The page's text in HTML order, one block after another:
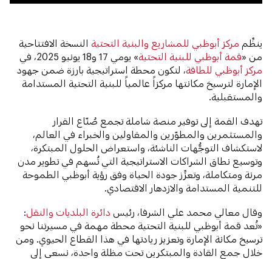
ينظِّم مركز أبوظبي للمشاريع والبنية التحتيةالنسخة الافتتاحية
من «قمة أبوظبي للبنية التحتية» يومي 17 و18 يونيو 2025، في
مركز أبوظبي للطاقة، لتكون محطة استراتيجية بارزة ضمن جهود
الإمارة لترسيخ مكانتها مركزاً عالمياً للبنية التحتية المستدامة
والمستقبلية.
تهدف القمة إلى توفير منصة شاملة تجمع صُنّاع القرار
والمستثمرين والمطوّرين والمقاولين والخبراء في العالم،
لاستكشاف التوجُّهات الناشئة، واستعراض الحلول المبتكرة،
وتوسيع نطاق الشراكات الاستراتيجية التي تُسهم في تطوير مدن
مرنة ومتكاملة، وتعزِّز جودة الحياة وفق رؤية أبوظبي الطموحة
للتنمية المستدامة والازدهار الاقتصادي.
وقال معالي محمد علي الشرفا، رئيسدائرة البلديات والنقل :
«تُعد قمة أبوظبي للبنية التحتية محطة مهمة في مسيرتنا نحو
ترسيخ مكانة الإمارة وتعزيز ريادتها في هذا القطاع الحيوي. ومن
خلال جمع القادة والمبتكرين تحت مظلة واحدة، نسعى إلى